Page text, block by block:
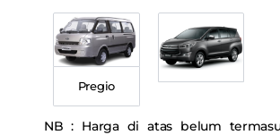
Pregio
NB : Harga di atas belum